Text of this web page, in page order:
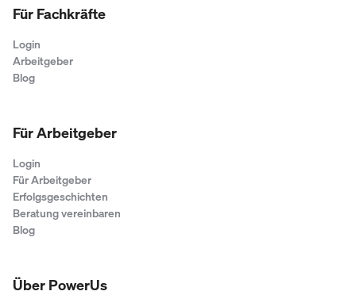
Für Fachkräfte
Login
Arbeitgeber
Blog
Für Arbeitgeber
Login
Für Arbeitgeber
Erfolgsgeschichten
Beratung vereinbaren
Blog
Über PowerUs